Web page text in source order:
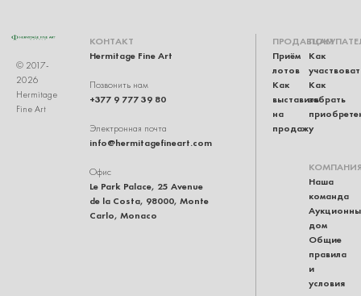
© 2017-
2026
Hermitage
Fine Art
КОНТАКТ
Hermitage Fine Art
Позвонить нам
+377 9 777 39 80
Электронная почта
info@hermitagefineart.com
Офис
Le Park Palace, 25 Avenue
de la Costa, 98000, Monte
Carlo, Monaco
ПРОДАВЦАМ
Приём
лотов
Как
выставить
на
продажу
Как
Как
забрать
Наша
команда
дом
Общие
правила
и
условия